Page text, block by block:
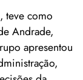
teve como
Andrade,
apresentou